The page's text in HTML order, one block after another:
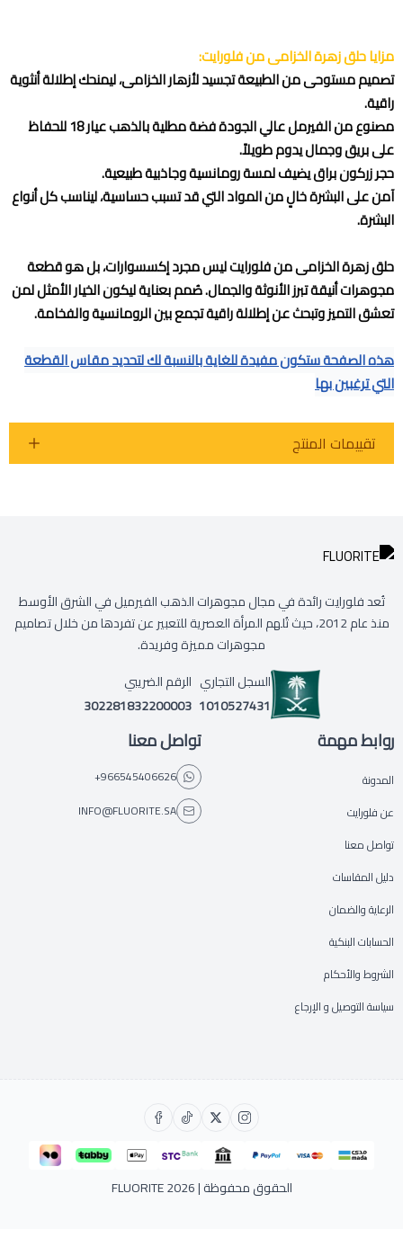
مزايا حلق زهرة الخزامى من فلورايت:
تصميم مستوحى من الطبيعة تجسيد لأزهار الخزامى، ليمنحك إطلالة أنثوية
راقية.
مصنوع من الفيرمل عالي الجودة فضة مطلية بالذهب عيار 18 للحفاظ
على بريق وجمال يدوم طويلاً.
حجر زركون براق يضيف لمسة رومانسية وجاذبية طبيعية.
آمن على البشرة خالٍ من المواد التي قد تسبب حساسية، ليناسب كل أنواع
البشرة.
حلق زهرة الخزامى من فلورايت ليس مجرد إكسسوارات، بل هو قطعة
مجوهرات أنيقة تبرز الأنوثة والجمال. صُمم بعناية ليكون الخيار الأمثل لمن
تعشق التميز وتبحث عن إطلالة راقية تجمع بين الرومانسية والفخامة.
هذه الصفحة ستكون مفيدة للغاية بالنسبة لك لتحديد مقاس القطعة
التي ترغبين بها
تقييمات المنتج
تُعد فلورايت رائدة في مجال مجوهرات الذهب الفيرميل في الشرق الأوسط
منذ عام 2012، حيث تُلهم المرأة العصرية للتعبير عن تفردها من خلال تصاميم
مجوهرات مميزة وفريدة.
السجل التجاري
1010527431
الرقم الضريبي
302281832200003
روابط مهمة
المدونة
عن فلورايت
تواصل معنا
دليل المقاسات
الرعاية والضمان
الحسابات البنكية
الشروط والأحكام
سياسة التوصيل و الإرجاع
تواصل معنا
+966545406626
INFO@FLUORITE.SA
الحقوق محفوظة | 2026 FLUORITE